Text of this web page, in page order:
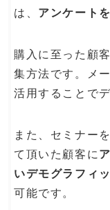
は、 アンケート
購入に至った顧
集方法です。メ
活用することで
また、セミナー
て頂いた顧客に
いデモグラフィ
可能です。